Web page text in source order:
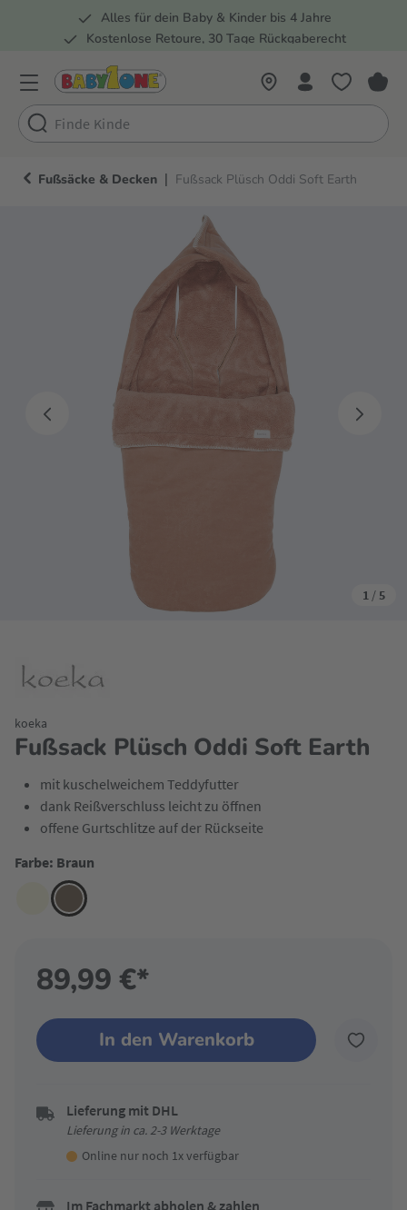
Zur Hauptnavigation springen
Alles für dein Baby & Kinder bis 4 Jahre
Kostenlose Retoure, 30 Tage Rückgaberecht
Fußsäcke & Decken | Fußsack Plüsch Oddi Soft Earth
1 / 5
Fußsack Plüsch Oddi Soft Earth
koeka
mit kuschelweichem Teddyfutter
dank Reißverschluss leicht zu öffnen
offene Gurtschlitze auf der Rückseite
Farbe: Braun
89,99 €*
In den Warenkorb
Lieferung mit DHL
Lieferung in ca. 2-3 Werktage
Online nur noch 1x verfügbar
Im Fachmarkt abholen & zahlen